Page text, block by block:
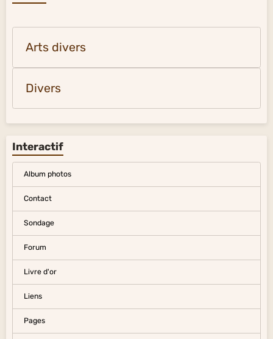
Arts divers
Divers
Interactif
Album photos
Contact
Sondage
Forum
Livre d'or
Liens
Pages